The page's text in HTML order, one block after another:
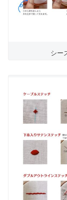
シー